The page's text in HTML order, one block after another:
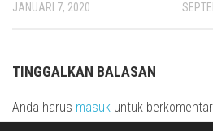
JANUARI 7, 2020
TINGGALKAN BALASAN
Anda harus masuk untuk